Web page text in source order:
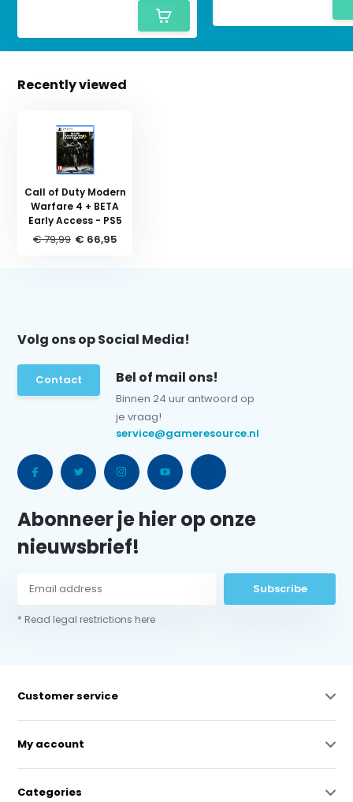
Recently viewed
Call of Duty Modern
Warfare 4 + BETA
Early Access - PS5
€ 79,99 € 66,95
Volg ons op Social Media!
Contact Bel of mail ons!
Binnen 24 uur antwoord op
je vraag!
service@gameresource.nl
Abonneer je hier op onze
nieuwsbrief!
Subscribe
* Read legal restrictions here
Customer service
My account
Categories